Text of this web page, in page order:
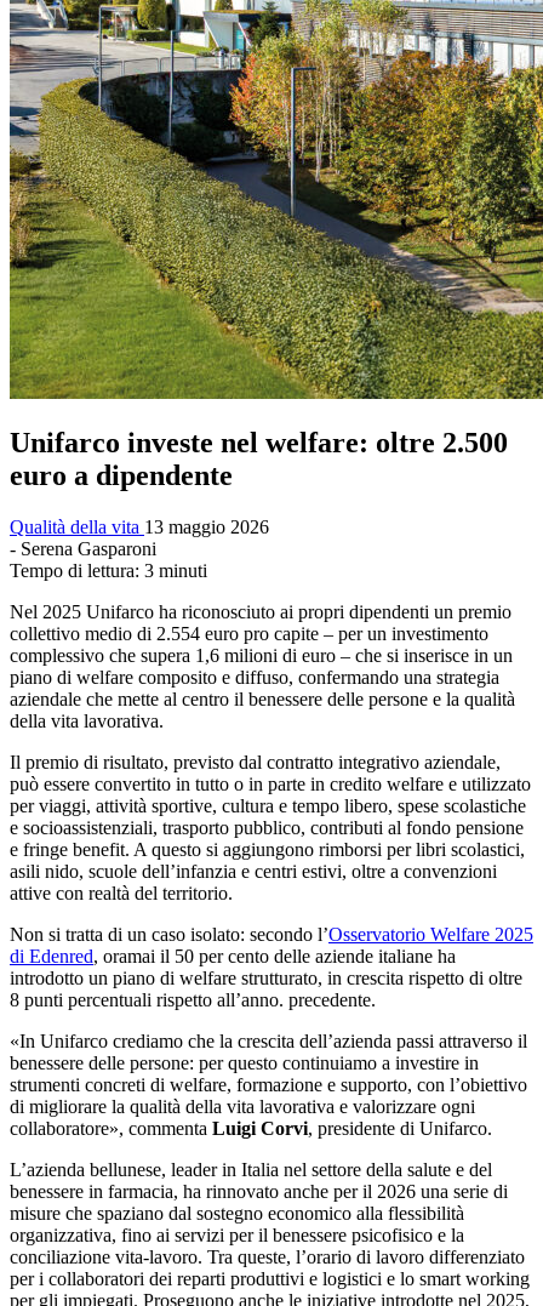
Unifarco investe nel welfare: oltre 2.500
euro a dipendente
Qualità della vita 13 maggio 2026
- Serena Gasparoni
Tempo di lettura: 3 minuti
Nel 2025 Unifarco ha riconosciuto ai propri dipendenti un premio
collettivo medio di 2.554 euro pro capite – per un investimento
complessivo che supera 1,6 milioni di euro – che si inserisce in un
piano di welfare composito e diffuso, confermando una strategia
aziendale che mette al centro il benessere delle persone e la qualità
della vita lavorativa.
Il premio di risultato, previsto dal contratto integrativo aziendale,
può essere convertito in tutto o in parte in credito welfare e utilizzato
per viaggi, attività sportive, cultura e tempo libero, spese scolastiche
e socioassistenziali, trasporto pubblico, contributi al fondo pensione
e fringe benefit. A questo si aggiungono rimborsi per libri scolastici,
asili nido, scuole dell’infanzia e centri estivi, oltre a convenzioni
attive con realtà del territorio.
Non si tratta di un caso isolato: secondo l’Osservatorio Welfare 2025
di Edenred, oramai il 50 per cento delle aziende italiane ha
introdotto un piano di welfare strutturato, in crescita rispetto di oltre
8 punti percentuali rispetto all’anno. precedente.
«In Unifarco crediamo che la crescita dell’azienda passi attraverso il
benessere delle persone: per questo continuiamo a investire in
strumenti concreti di welfare, formazione e supporto, con l’obiettivo
di migliorare la qualità della vita lavorativa e valorizzare ogni
collaboratore», commenta Luigi Corvi, presidente di Unifarco.
L’azienda bellunese, leader in Italia nel settore della salute e del
benessere in farmacia, ha rinnovato anche per il 2026 una serie di
misure che spaziano dal sostegno economico alla flessibilità
organizzativa, fino ai servizi per il benessere psicofisico e la
conciliazione vita-lavoro. Tra queste, l’orario di lavoro differenziato
per i collaboratori dei reparti produttivi e logistici e lo smart working
per gli impiegati. Proseguono anche le iniziative introdotte nel 2025,